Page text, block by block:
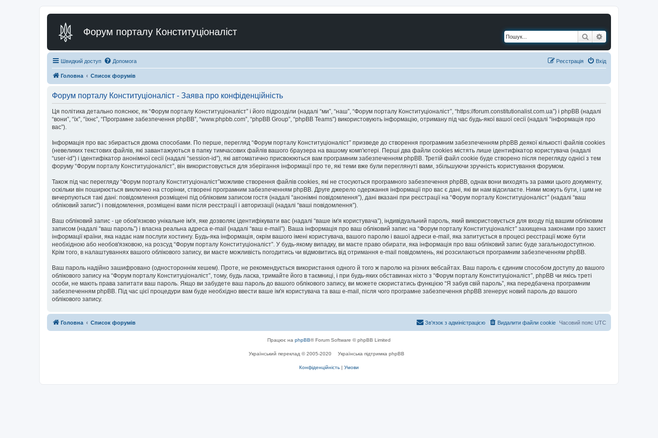
Форум порталу Конституціоналіст Пошук
Швидкий доступ Допомога Вхід
Реєстрація
Головна Список форумів
Форум порталу Конституціоналіст - Заява про конфіденційність
Ця політика детально пояснює, як “Форум порталу Конституціоналіст” і його підрозділи (надалі “ми”, “наш”, “Форум порталу Конституціоналіст”, “https://forum.constitutionalist.com.ua”) і phpBB (надалі
“вони”, “їх”, “їхнє”, “Програмне забезпечення phpBB”, “www.phpbb.com”, “phpBB Group”, “phpBB Teams”) використовують інформацію, отриману під час будь-якої вашої сесії (надалі “інформація про
вас”).
Інформація про вас збирається двома способами. По перше, перегляд “Форум порталу Конституціоналіст” призведе до створення програмним забезпеченням phpBB деякої кількості файлів cookies
(невеликих текстових файлів, які завантажуються в папку тимчасових файлів вашого браузера на вашому комп'ютері. Перші два файли cookies містять лише ідентифікатор користувача (надалі
“user-id”) і ідентифікатор анонімної сесії (надалі “session-id”), які автоматично присвоюються вам програмним забезпеченням phpBB. Третій файл cookie буде створено після перегляду однієї з тем
форуму “Форум порталу Конституціоналіст”, він використовується для зберігання інформації про те, які теми вже були переглянуті вами, збільшуючи зручність користування форумом.
Також під час перегляду “Форум порталу Конституціоналіст”можливе створення файлів cookies, які не стосуються програмного забезпечення phpBB, однак вони виходять за рамки цього документу,
оскільки він поширюється виключно на сторінки, створені програмним забезпеченням phpBB. Друге джерело одержання інформації про вас є дані, які ви нам відсилаєте. Ними можуть бути, і цим не
вичерпуються такі дані: повідомлення розміщені під обліковим записом гостя (надалі “анонімні повідомлення”), дані вказані при реєстрації на “Форум порталу Конституціоналіст” (надалі “ваш
обліковий запис”) і повідомлення, розміщені вами після реєстрації і авторизації (надалі “ваші повідомлення”).
Ваш обліковий запис - це обов'язково унікальне ім'я, яке дозволяє ідентифікувати вас (надалі “ваше ім'я користувача”), індивідуальний пароль, який використовується для входу під вашим обліковим
записом (надалі “ваш пароль”) і власна реальна адреса e-mail (надалі “ваш e-mail”). Ваша інформація про ваш обліковий запис на “Форум порталу Конституціоналіст” захищена законами про захист
інформації країни, яка надає нам послуги хостингу. Будь-яка інформація, окрім вашого імені користувача, вашого паролю і вашої адреси e-mail, яка запитується в процесі реєстрації може бути
необхідною або необов'язковою, на розсуд “Форум порталу Конституціоналіст”. У будь-якому випадку, ви маєте право обирати, яка інформація про ваш обліковий запис буде загальнодоступною.
Крім того, в налаштуваннях вашого облікового запису, ви маєте можливість погодитись чи відмовитись від отримання e-mail повідомлень, які розсилаються програмним забезпеченням phpBB.
Ваш пароль надійно зашифровано (одностороннім хешем). Проте, не рекомендується використання одного й того ж паролю на різних вебсайтах. Ваш пароль є єдиним способом доступу до вашого
облікового запису на “Форум порталу Конституціоналіст”, тому, будь ласка, тримайте його в таємниці, і при будь-яких обставинах ніхто з “Форум порталу Конституціоналіст”, phpBB чи якісь треті
особи, не мають права запитати ваш пароль. Якщо ви забудете ваш пароль до вашого облікового запису, ви можете скористатись функцією “Я забув свій пароль”, яка передбачена програмним
забезпеченням phpBB. Під час цієї процедури вам буде необхідно ввести ваше ім'я користувача та ваш e-mail, після чого програмне забезпечення phpBB згенерує новий пароль до вашого
облікового запису.
Головна Список форумів Часовий пояс UTC
Видалити файли cookie
Зв'язок з адміністрацією
Працює на phpBB® Forum Software © phpBB Limited
Український переклад © 2005-2020 Українська підтримка phpBB
Конфіденційність | Умови